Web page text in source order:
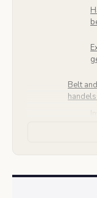
Belt